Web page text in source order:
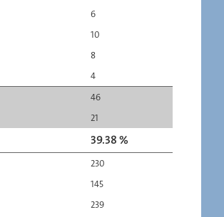
46
21
6
10
8
4
39.38 %
230
145
239